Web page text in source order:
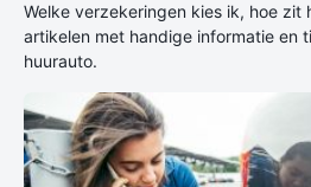
Welke verzekeringen kies ik, hoe zit
artikelen met handige informatie en
huurauto.